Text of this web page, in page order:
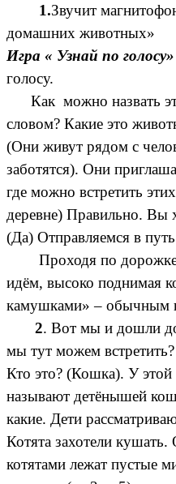
1.Звучит
домашних животных»
Игра « Узнай по голосу»
голосу.
Как можно назвать
словом? Какие это
(Они живут рядом с
заботятся). Они
где можно встретить
деревне) Правильно. Вы
(Да) Отправляемся в
Проходя по дорожке
идём, высоко поднимая
камушками» – обычным
2. Вот мы и дошли
мы тут можем
Кто это? (Кошка). У этой
называют детёнышей
какие. Дети
Котята захотели
котятами лежат пустые